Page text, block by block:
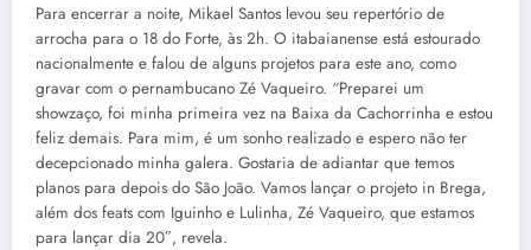
Para encerrar a noite, Mikael Santos levou seu repertório de
arrocha para o 18 do Forte, às 2h. O itabaianense está estourado
nacionalmente e falou de alguns projetos para este ano, como
gravar com o pernambucano Zé Vaqueiro. “Preparei um
showzaço, foi minha primeira vez na Baixa da Cachorrinha e estou
feliz demais. Para mim, é um sonho realizado e espero não ter
decepcionado minha galera. Gostaria de adiantar que temos
planos para depois do São João. Vamos lançar o projeto in Brega,
além dos feats com Iguinho e Lulinha, Zé Vaqueiro, que estamos
para lançar dia 20″, revela.